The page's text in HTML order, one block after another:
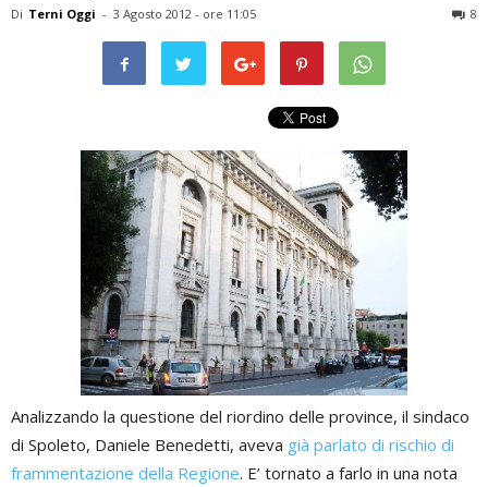
Di Terni Oggi - 3 Agosto 2012 - ore 11:05 8
Analizzando la questione del riordino delle province, il sindaco
di Spoleto, Daniele Benedetti, aveva già parlato di rischio di
frammentazione della Regione. E’ tornato a farlo in una nota